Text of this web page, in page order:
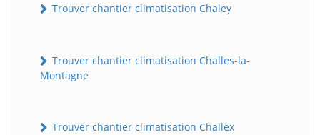
Trouver chantier climatisation Chaley
Trouver chantier climatisation Challes-la-
Montagne
Trouver chantier climatisation Challex